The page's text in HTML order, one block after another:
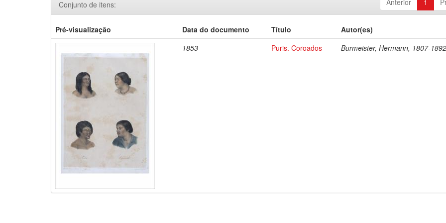
Anterior 1
Conjunto de itens:
Pré-visualização Data do documento Título
Autor(es)
1853
Puris. Coroados Burmeister, Hermann, 1807-1892